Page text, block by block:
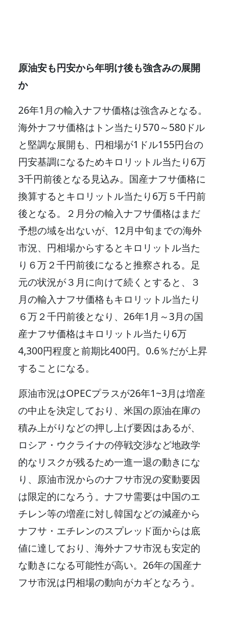
原油安も円安から年明け後も強含みの展開
か
26年1月の輸入ナフサ価格は強含みとなる。
海外ナフサ価格はトン当たり570～580ドル
と堅調な展開も、円相場が1ドル155円台の
円安基調になるためキロリットル当たり6万
3千円前後となる見込み。国産ナフサ価格に
換算するとキロリットル当たり6万５千円前
後となる。２月分の輸入ナフサ価格はまだ
予想の域を出ないが、12月中旬までの海外
市況、円相場からするとキロリットル当た
り６万２千円前後になると推察される。足
元の状況が３月に向けて続くとすると、３
月の輸入ナフサ価格もキロリットル当たり
６万２千円前後となり、26年1月～3月の国
産ナフサ価格はキロリットル当たり6万
4,300円程度と前期比400円。0.6％だが上昇
することになる。
原油市況はOPECプラスが26年1~3月は増産
の中止を決定しており、米国の原油在庫の
積み上がりなどの押し上げ要因はあるが、
ロシア・ウクライナの停戦交渉など地政学
的なリスクが残るため一進一退の動きにな
り、原油市況からのナフサ市況の変動要因
は限定的になろう。ナフサ需要は中国のエ
チレン等の増産に対し韓国などの減産から
ナフサ・エチレンのスプレッド面からは底
値に達しており、海外ナフサ市況も安定的
な動きになる可能性が高い。26年の国産ナ
フサ市況は円相場の動向がカギとなろう。